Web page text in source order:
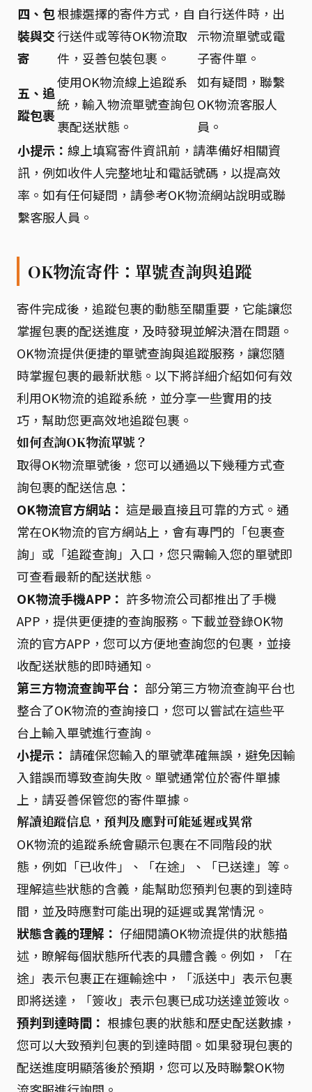
四、包
裝與交
寄
根據選擇的寄件方式，自
行送件或等待OK物流取
件，妥善包裝包裹。
自行送件時，出
示物流單號或電
子寄件單。
五、追
蹤包裹
使用OK物流線上追蹤系
統，輸入物流單號查詢包
裹配送狀態。
如有疑問，聯繫
OK物流客服人
員。
小提示： 線上填寫寄件資訊前，請準備好相關資
訊，例如收件人完整地址和電話號碼，以提高效
率。如有任何疑問，請參考OK物流網站說明或聯
繫客服人員。
OK物流寄件：單號查詢與追蹤
寄件完成後，追蹤包裹的動態至關重要，它能讓您
掌握包裹的配送進度，及時發現並解決潛在問題。
OK物流提供便捷的單號查詢與追蹤服務，讓您隨
時掌握包裹的最新狀態。以下將詳細介紹如何有效
利用OK物流的追蹤系統，並分享一些實用的技
巧，幫助您更高效地追蹤包裹。
如何查詢OK物流單號？
取得OK物流單號後，您可以通過以下幾種方式查
詢包裹的配送信息：
OK物流官方網站： 這是最直接且可靠的方式。通
常在OK物流的官方網站上，會有專門的「包裹查
詢」或「追蹤查詢」入口，您只需輸入您的單號即
可查看最新的配送狀態。
OK物流手機APP： 許多物流公司都推出了手機
APP，提供更便捷的查詢服務。下載並登錄OK物
流的官方APP，您可以方便地查詢您的包裹，並接
收配送狀態的即時通知。
第三方物流查詢平台： 部分第三方物流查詢平台也
整合了OK物流的查詢接口，您可以嘗試在這些平
台上輸入單號進行查詢。
小提示： 請確保您輸入的單號準確無誤，避免因輸
入錯誤而導致查詢失敗。單號通常位於寄件單據
上，請妥善保管您的寄件單據。
解讀追蹤信息，預判及應對可能延遲或異常
OK物流的追蹤系統會顯示包裹在不同階段的狀
態，例如「已收件」、「在途」、「已送達」等。
理解這些狀態的含義，能幫助您預判包裹的到達時
間，並及時應對可能出現的延遲或異常情況。
狀態含義的理解： 仔細閱讀OK物流提供的狀態描
述，瞭解每個狀態所代表的具體含義。例如，「在
途」表示包裹正在運輸途中，「派送中」表示包裹
即將送達，「簽收」表示包裹已成功送達並簽收。
預判到達時間： 根據包裹的狀態和歷史配送數據，
您可以大致預判包裹的到達時間。如果發現包裹的
配送進度明顯落後於預期，您可以及時聯繫OK物